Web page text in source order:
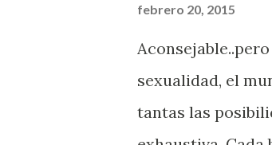
febrero 20, 2015
sexualidad, el
tantas las